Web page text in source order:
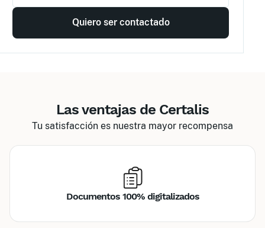
Las ventajas de Certalis
Tu satisfacción es nuestra mayor recompensa
Documentos 100% digitalizados